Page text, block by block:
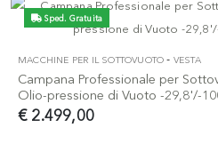
Sped. Gratuita
MACCHINE PER IL SOTTOVUOTO - VESTA
Campana Professionale per
Olio-pressione di Vuoto -29,8'/-
€ 2.499,00